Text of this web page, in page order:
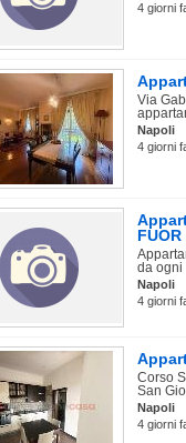
4 giorni
Via
Napoli
4 giorni
FUOR
da ogni
Napoli
4 giorni
Corso
San
Napoli
4 giorni